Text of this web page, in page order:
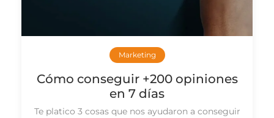
Marketing
Cómo conseguir +200 opiniones
en 7 días
Te platico 3 cosas que nos ayudaron a conseguir